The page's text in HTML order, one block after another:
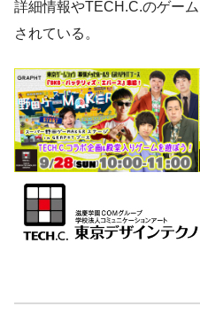
詳細情報やTECH.C.のゲー
されている。